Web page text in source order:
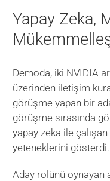
Yapay Zeka,
Demoda, iki NVIDIA
üzerinden iletişim
görüşme yapan bir
görüşme sırasında
yapay zeka ile
yeteneklerini gösterdi.
Aday rolünü oynayan